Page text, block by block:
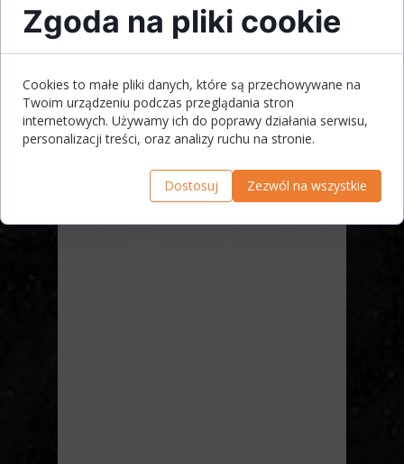
Zgoda na pliki cookie
Cookies to małe pliki danych, które są przechowywane na
Twoim urządzeniu podczas przeglądania stron
internetowych. Używamy ich do poprawy działania serwisu,
personalizacji treści, oraz analizy ruchu na stronie.
Dostosuj Zezwól na wszystkie